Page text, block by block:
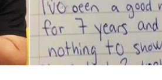
t’i zgjatet kontrata dhe të rritet
veshë fanellën e Torinos për pesë vitet